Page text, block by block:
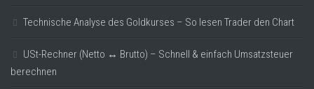
Technische Analyse des Goldkurses – So lesen Trader den Chart
USt-Rechner (Netto ↔ Brutto) – Schnell & einfach Umsatzsteuer
berechnen